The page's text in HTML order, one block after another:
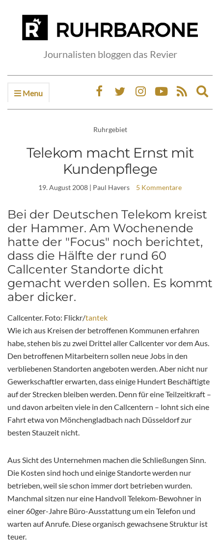
Journalisten bloggen das Revier
Menu
Ruhrgebiet
Telekom macht Ernst mit
Kundenpflege
19. August 2008 | Paul Havers 5 Kommentare
Bei der Deutschen Telekom kreist
der Hammer. Am Wochenende
hatte der "Focus" noch berichtet,
dass die Hälfte der rund 60
Callcenter Standorte dicht
gemacht werden sollen. Es kommt
aber dicker.
Callcenter. Foto: Flickr/tantek
Wie ich aus Kreisen der betroffenen Kommunen erfahren
habe, stehen bis zu zwei Drittel aller Callcenter vor dem Aus.
Den betroffenen Mitarbeitern sollen neue Jobs in den
verbliebenen Standorten angeboten werden. Aber nicht nur
Gewerkschaftler erwarten, dass einige Hundert Beschäftigte
auf der Strecken bleiben werden. Denn für eine Teilzeitkraft –
und davon arbeiten viele in den Callcentern – lohnt sich eine
Fahrt etwa von Mönchengladbach nach Düsseldorf zur
besten Stauzeit nicht.
Aus Sicht des Unternehmen machen die Schließungen Sinn.
Die Kosten sind hoch und einige Standorte werden nur
betrieben, weil sie schon immer dort betrieben wurden.
Manchmal sitzen nur eine Handvoll Telekom-Bewohner in
einer 60ger-Jahre Büro-Ausstattung um ein Telefon und
warten auf Anrufe. Diese organisch gewachsene Struktur ist
teuer.